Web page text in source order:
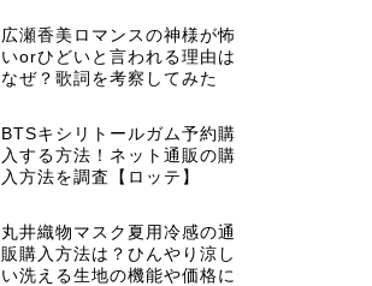
広瀬香美ロマンスの神様が怖
いorひどいと言われる理由は
なぜ？歌詞を考察してみた
BTSキシリトールガム予約購
入する方法！ネット通販の購
入方法を調査【ロッテ】
丸井織物マスク夏用冷感の通
販購入方法は？ひんやり涼し
い洗える生地の機能や価格に